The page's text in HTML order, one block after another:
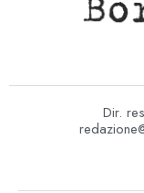
Dir.